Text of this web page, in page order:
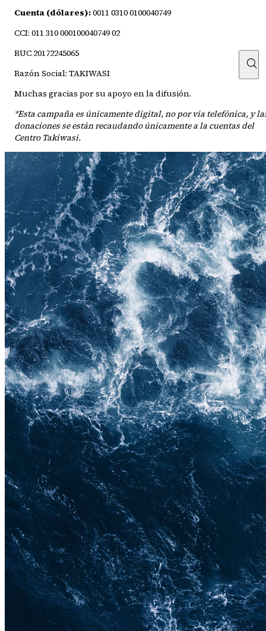
Cuenta (dólares):0011 0310 0100040749
CCI: 011 310 000100040749 02
RUC 20172245065
Razón Social: TAKIWASI
Muchas gracias por su apoyo en la difusión.
*Esta campaña es únicamente digital, no por via telefónica, y
donaciones se están recaudando únicamente a la cuentas del
Centro Takiwasi.